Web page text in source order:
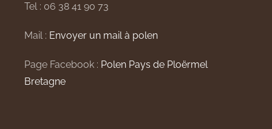
Tel : 06 38 41 90 73
Mail : Envoyer un mail à polen
Page Facebook : Polen Pays de Ploërmel
Bretagne